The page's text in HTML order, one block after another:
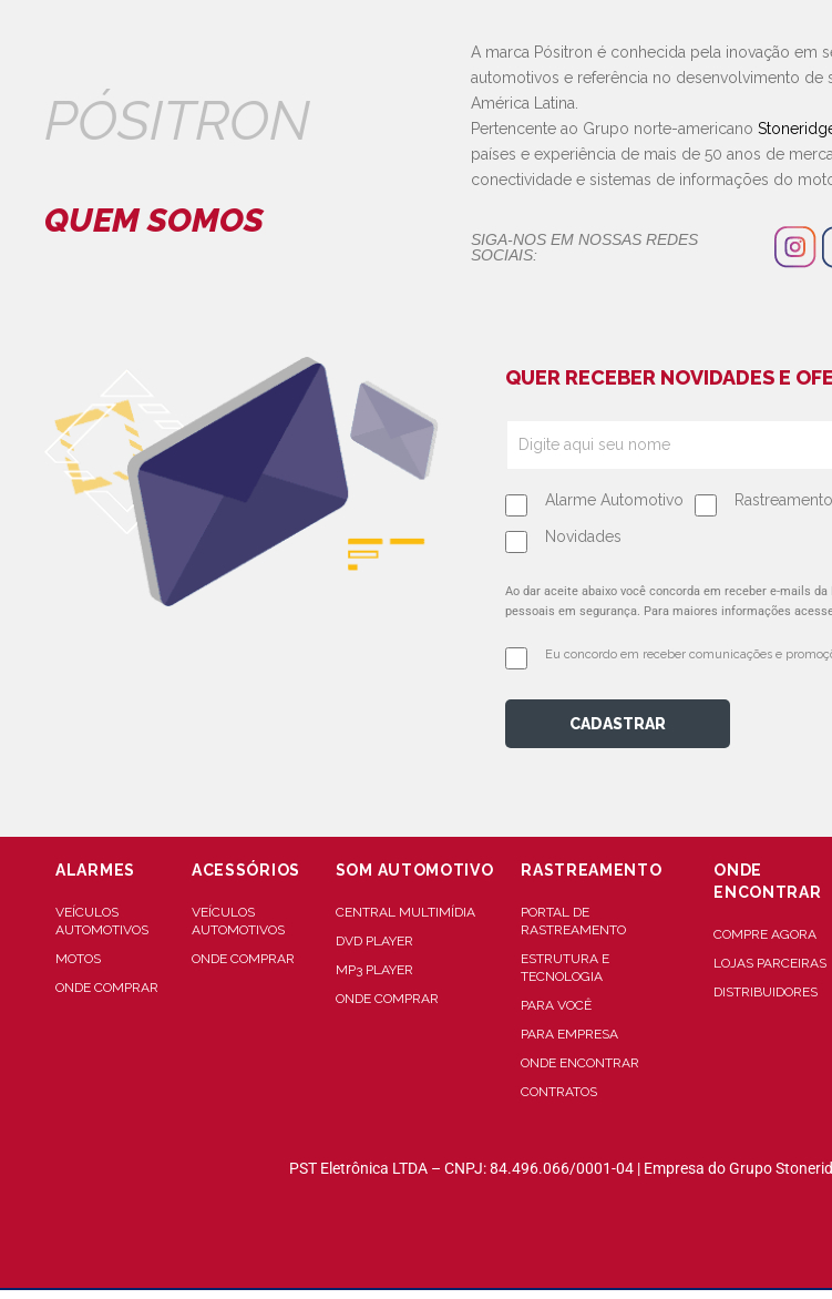
PÓSITRON
QUEM SOMOS
A marca Pósitron é conhecida pela inovação em
automotivos e referência no desenvolvimento
América Latina.
Pertencente ao Grupo norte-americano
países e experiência de mais de 50 anos de
conectividade e sistemas de informações do
SIGA-NOS EM NOSSAS REDES
SOCIAIS:
QUER RECEBER NOVIDADES E
Alarme Automotivo Rastreamento
Novidades
Ao dar aceite abaixo você concorda em receber e-mails
pessoais em segurança. Para maiores informações
Eu concordo em receber comunicações e
CADASTRAR
ALARMES
VEÍCULOS
AUTOMOTIVOS
MOTOS
ONDE COMPRAR
ACESSÓRIOS
VEÍCULOS
AUTOMOTIVOS
ONDE COMPRAR
SOM AUTOMOTIVO
CENTRAL MULTIMÍDIA
DVD PLAYER
MP3 PLAYER
ONDE COMPRAR
RASTREAMENTO
PORTAL DE
RASTREAMENTO
ESTRUTURA E
TECNOLOGIA
PARA VOCÊ
PARA EMPRESA
ONDE ENCONTRAR
CONTRATOS
ONDE
ENCONTRAR
COMPRE AGORA
LOJAS PARCEIRAS
DISTRIBUIDORES
PST Eletrônica LTDA – CNPJ: 84.496.066/0001-04 | Empresa do Grupo